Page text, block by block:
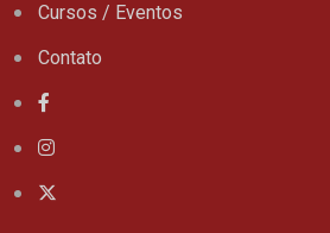
Cursos / Eventos
Contato